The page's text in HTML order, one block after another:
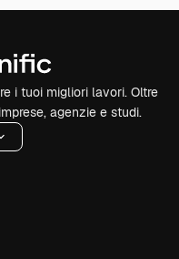
i tuoi migliori lavori. Oltre
agenzie e studi.